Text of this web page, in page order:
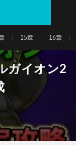
15章 16章
ガイオン2